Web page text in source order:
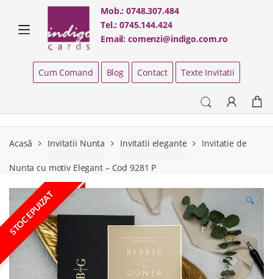
navigation
content
Mob.:0748.307.484
Tel.:0745.144.424
Email:comenzi@indigo.com.ro
Cum Comand Blog Contact Texte Invitatii
Acasă Invitatii Nunta Invitatii elegante Invitatie de
Nunta cu motiv Elegant – Cod 9281 P
STOC EPUIZAT 🔍